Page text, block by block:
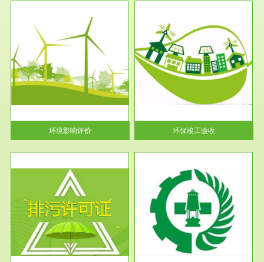
环境影响评价
服务范围
环保竣工验收
根据《建设项目环境保护管理条
例》第十七条 编制环境影响报
告书、...
环保竣工验收
服务范围
应急预案
根据《中华人民共和国环境保护
法》第十九条 企业事业单位应